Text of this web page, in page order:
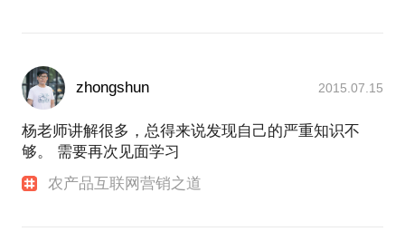
zhongshun 2015.07.15
杨老师讲解很多，总得来说发现自己的严重知识不
够。 需要再次见面学习
农产品互联网营销之道